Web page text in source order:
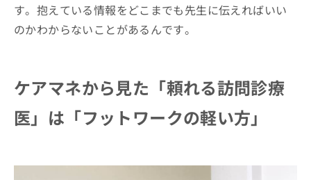
す。抱えている情報をどこまでも先生に伝えればいい
のかわからないことがあるんです。
ケアマネから見た「頼れる訪問診療
医」は「フットワークの軽い方」